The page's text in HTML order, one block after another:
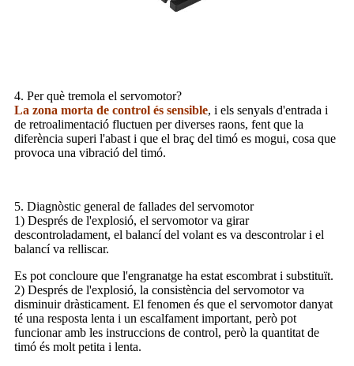
4. Per què tremola el servomotor?
La zona morta de control és sensible, i els senyals d'entrada i
de retroalimentació fluctuen per diverses raons, fent que la
diferència superi l'abast i que el braç del timó es mogui, cosa que
provoca una vibració del timó.
5. Diagnòstic general de fallades del servomotor
1) Després de l'explosió, el servomotor va girar
descontroladament, el balancí del volant es va descontrolar i el
balancí va relliscar.
Es pot concloure que l'engranatge ha estat escombrat i substituït.
2) Després de l'explosió, la consistència del servomotor va
disminuir dràsticament. El fenomen és que el servomotor danyat
té una resposta lenta i un escalfament important, però pot
funcionar amb les instruccions de control, però la quantitat de
timó és molt petita i lenta.